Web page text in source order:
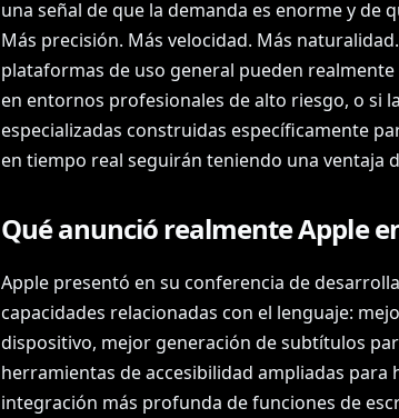
una señal de que la demanda es enorme y de
Más precisión. Más velocidad. Más
plataformas de uso general pueden
en entornos profesionales de alto riesgo, o si
especializadas construidas específicamente
en tiempo real seguirán teniendo una ventaja
Qué anunció realmente Apple
Apple presentó en su conferencia de
capacidades relacionadas con el lenguaje:
dispositivo, mejor generación de subtítulos
herramientas de accesibilidad ampliadas para
integración más profunda de funciones de